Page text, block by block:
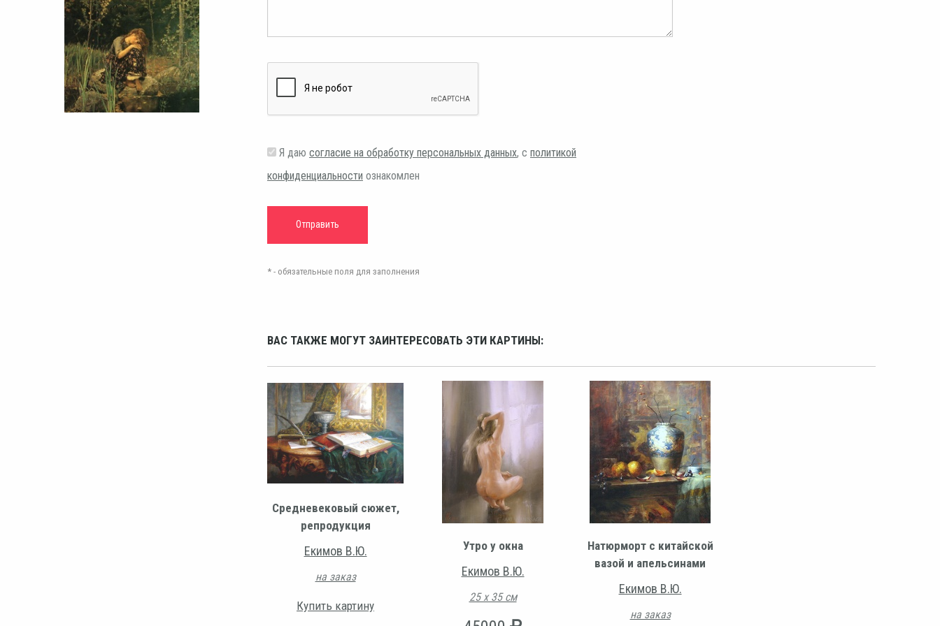
Я даю согласие на обработку персональных данных, с политикой
конфиденциальности ознакомлен
* - обязательные поля для заполнения
ВАС ТАКЖЕ МОГУТ ЗАИНТЕРЕСОВАТЬ ЭТИ КАРТИНЫ:
Средневековый сюжет,
репродукция
Екимов В.Ю.
на заказ
Купить картину
Утро у окна
Екимов В.Ю.
25 х 35 см
Натюрморт с китайской
вазой и апельсинами
Екимов В.Ю.
на заказ